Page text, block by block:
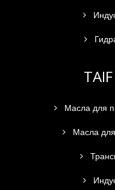
Масла для
Масла